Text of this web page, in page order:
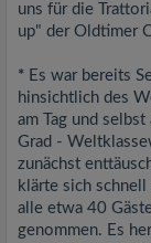
uns für die
up" der Oldtimer
* Es war bereits
hinsichtlich des
am Tag und
Grad -
zunächst
klärte sich
alle etwa 40
genommen. Es